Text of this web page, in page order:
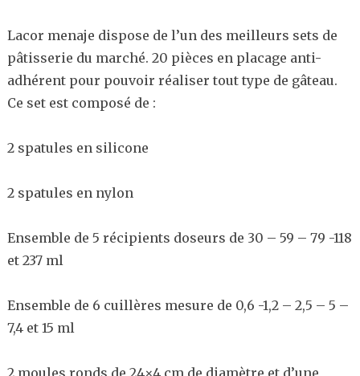
Lacor menaje dispose de l’un des meilleurs sets de
pâtisserie du marché. 20 pièces en placage anti-
adhérent pour pouvoir réaliser tout type de gâteau.
Ce set est composé de :
2 spatules en silicone
2 spatules en nylon
Ensemble de 5 récipients doseurs de 30 – 59 – 79 -118
et 237 ml
Ensemble de 6 cuillères mesure de 0,6 -1,2 – 2,5 – 5 –
7,4 et 15 ml